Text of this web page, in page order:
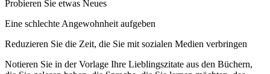
Probieren Sie etwas Neues
Eine schlechte Angewohnheit aufgeben
Reduzieren Sie die Zeit, die Sie mit sozialen Medien verbringen
Notieren Sie in der Vorlage Ihre Lieblingszitate aus den Büchern,